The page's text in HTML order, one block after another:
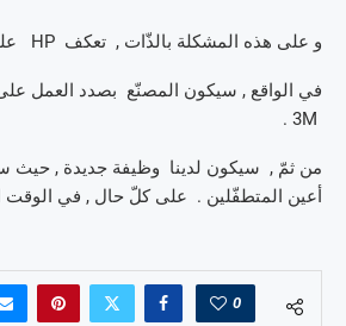
و على هذه المشكلة بالذّات , تعكف HP على إيجاد حلّ مناسب .
في الواقع , سيكون المصنّع بصدد العمل
أعين المتطفّلين . على كلّ حال , في الوقت
0